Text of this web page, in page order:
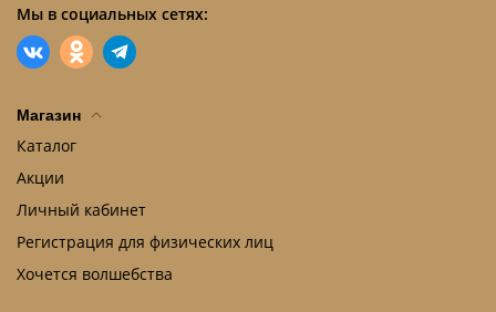
Мы в социальных сетях:
Магазин
Каталог
Акции
Личный кабинет
Регистрация для физических лиц
Хочется волшебства